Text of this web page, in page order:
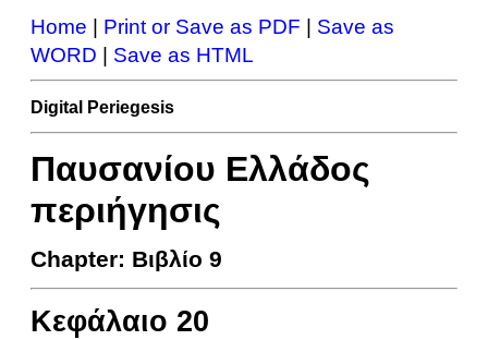
Home Print or Save as PDF
Save as
WORD
Save as HTML
Digital Periegesis
Παυσανίου Ελλάδος
περιήγησις
Chapter: Βιβλίο 9
Κεφάλαιο 20